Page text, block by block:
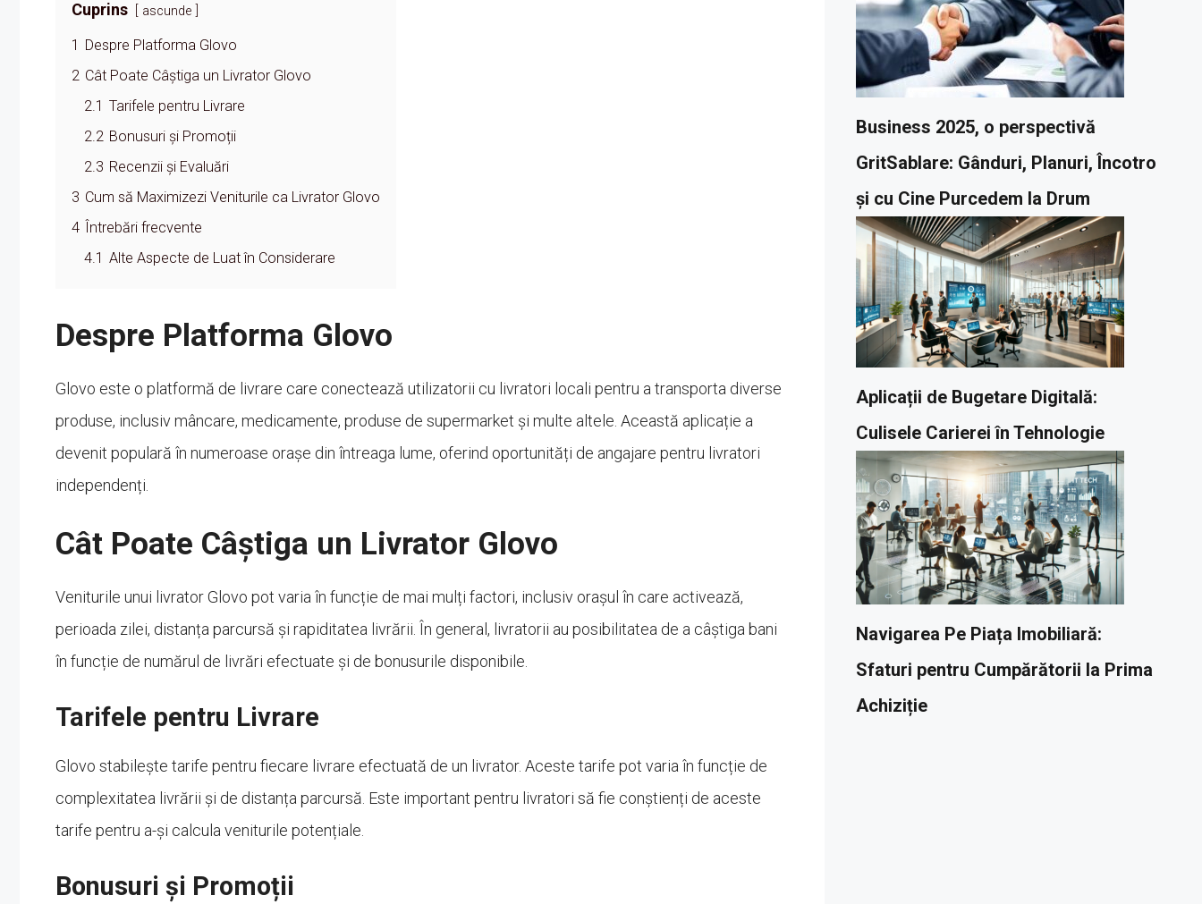
Cuprins ascunde
1 Despre Platforma Glovo
2 Cât Poate Câștiga un Livrator Glovo
2.1 Tarifele pentru Livrare
2.2 Bonusuri și Promoții
2.3 Recenzii și Evaluări
3 Cum să Maximizezi Veniturile ca Livrator Glovo
4 Întrebări frecvente
4.1 Alte Aspecte de Luat în Considerare
Despre Platforma Glovo
Glovo este o platformă de livrare care conectează utilizatorii cu livratori locali pentru a transporta diverse
produse, inclusiv mâncare, medicamente, produse de supermarket și multe altele. Această aplicație a
devenit populară în numeroase orașe din întreaga lume, oferind oportunități de angajare pentru livratori
independenți.
Cât Poate Câștiga un Livrator Glovo
Veniturile unui livrator Glovo pot varia în funcție de mai mulți factori, inclusiv orașul în care activează,
perioada zilei, distanța parcursă și rapiditatea livrării. În general, livratorii au posibilitatea de a câștiga bani
în funcție de numărul de livrări efectuate și de bonusurile disponibile.
Tarifele pentru Livrare
Glovo stabilește tarife pentru fiecare livrare efectuată de un livrator. Aceste tarife pot varia în funcție de
complexitatea livrării și de distanța parcursă. Este important pentru livratori să fie conștienți de aceste
tarife pentru a-și calcula veniturile potențiale.
Bonusuri și Promoții
Business 2025, o perspectivă
GritSablare: Gânduri, Planuri, Încotro
și cu Cine Purcedem la Drum
Aplicații de Bugetare Digitală:
Culisele Carierei în Tehnologie
Navigarea Pe Piața Imobiliară:
Sfaturi pentru Cumpărătorii la Prima
Achiziție